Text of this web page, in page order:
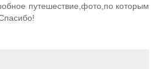
путешествие,фото,по которым